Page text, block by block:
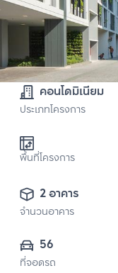
คอนโดมิเนียม
ประเภทโครงการ
พื้นที่โครงการ
2 อาคาร
จำนวนอาคาร
56
ที่จอดรถ